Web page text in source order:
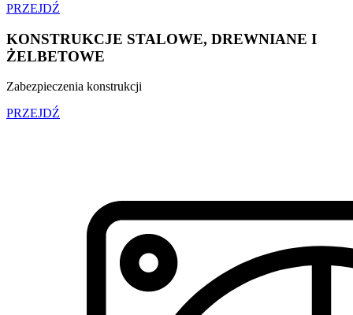
PRZEJDŹ
KONSTRUKCJE STALOWE, DREWNIANE I
ŻELBETOWE
Zabezpieczenia konstrukcji
PRZEJDŹ